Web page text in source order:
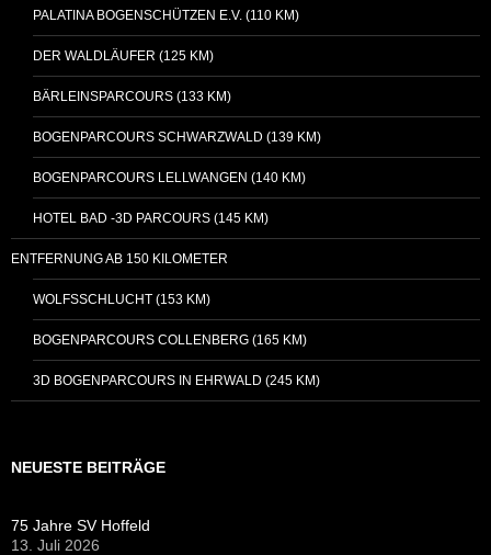
PALATINA BOGENSCHÜTZEN E.V. (110 KM)
DER WALDLÄUFER (125 KM)
BÄRLEINSPARCOURS (133 KM)
BOGENPARCOURS SCHWARZWALD (139 KM)
BOGENPARCOURS LELLWANGEN (140 KM)
HOTEL BAD -3D PARCOURS (145 KM)
ENTFERNUNG AB 150 KILOMETER
WOLFSSCHLUCHT (153 KM)
BOGENPARCOURS COLLENBERG (165 KM)
3D BOGENPARCOURS IN EHRWALD (245 KM)
NEUESTE BEITRÄGE
75 Jahre SV Hoffeld
13. Juli 2026